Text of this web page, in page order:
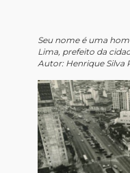
Seu nome é uma
Lima, prefeito da
Autor: Henrique Silva